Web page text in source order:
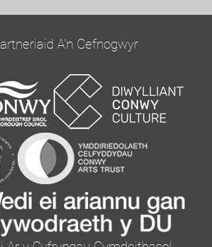
hoffech glywed gennym trwy e-
trwy dicio'r blwch isod:
eich meddwl unrhyw bryd drwy
dad-danysgrifio yn nhroedyn
a gewch gennym, neu drwy
Byddwn
â pharch. I gael rhagor o
A'n Cefnogwyr